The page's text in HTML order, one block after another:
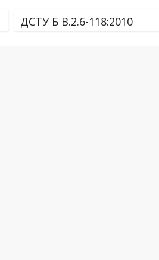
ДСТУ Б В.2.6-118:2010